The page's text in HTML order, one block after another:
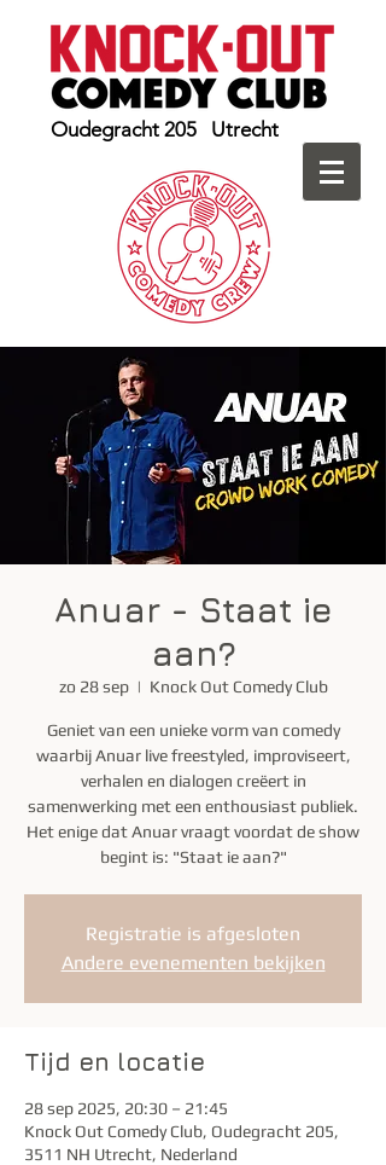
Oudegracht 205 Utrecht
Anuar - Staat ie
aan?
zo 28 sep
  |
Knock Out Comedy Club
Geniet van een unieke vorm van comedy
waarbij Anuar live freestyled, improviseert,
verhalen en dialogen creëert in
samenwerking met een enthousiast publiek.
Het enige dat Anuar vraagt voordat de show
begint is: "Staat ie aan?"
Registratie is afgesloten
Andere evenementen bekijken
Tijd en locatie
28 sep 2025, 20:30 – 21:45
Knock Out Comedy Club, Oudegracht 205,
3511 NH Utrecht, Nederland